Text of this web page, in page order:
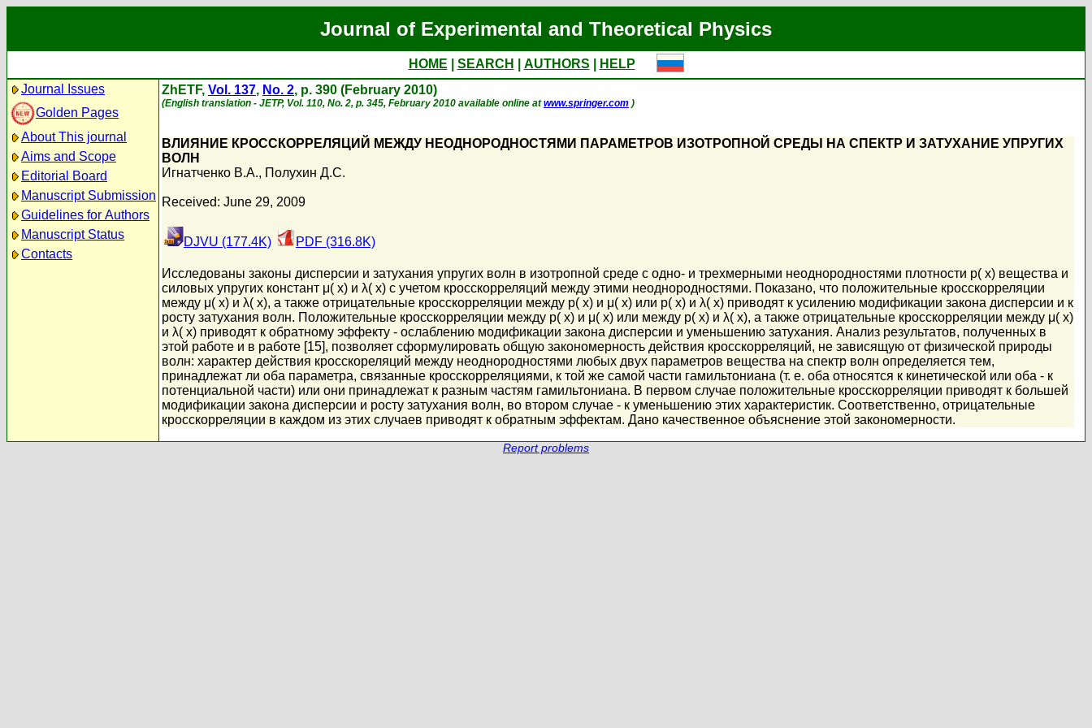
Journal of Experimental and Theoretical Physics
HOME SEARCH AUTHORS
HELP
Journal Issues
Golden Pages
About This journal
Aims and Scope
Editorial Board
Manuscript Submission
Guidelines for Authors
Manuscript Status
Contacts
ZhETF, Vol. 137, No. 2, p. 390 (February 2010)
(English translation - JETP, Vol. 110, No. 2, p. 345, February 2010 available online atwww.springer.com )
ВЛИЯНИЕ КРОССКОРРЕЛЯЦИЙ МЕЖДУ НЕОДНОРОДНОСТЯМИ ПАРАМЕТРОВ ИЗОТРОПНОЙ СРЕДЫ НА СПЕКТР И ЗАТУХАНИЕ УПРУГИХ
ВОЛН
Игнатченко В.А., Полухин Д.С.
Received: June 29, 2009
DJVU (177.4K) PDF (316.8K)
Исследованы законы дисперсии и затухания упругих волн в изотропной среде с одно- и трехмерными неоднородностями плотности p( x) вещества и
силовых упругих констант μ( x) и λ( x) с учетом кросскорреляций между этими неоднородностями. Показано, что положительные кросскорреляции
между μ( x) и λ( x), а также отрицательные кросскорреляции между p( x) и μ( x) или p( x) и λ( x) приводят к усилению модификации закона дисперсии и к
росту затухания волн. Положительные кросскорреляции между p( x) и μ( x) или между p( x) и λ( x), а также отрицательные кросскорреляции между μ( x)
и λ( x) приводят к обратному эффекту - ослаблению модификации закона дисперсии и уменьшению затухания. Анализ результатов, полученных в
этой работе и в работе [15], позволяет сформулировать общую закономерность действия кросскорреляций, не зависящую от физической природы
волн: характер действия кросскореляций между неоднородностями любых двух параметров вещества на спектр волн определяется тем,
принадлежат ли оба параметра, связанные кросскорреляциями, к той же самой части гамильтониана (т. е. оба относятся к кинетической или оба - к
потенциальной части) или они принадлежат к разным частям гамильтониана. В первом случае положительные кросскорреляции приводят к большей
модификации закона дисперсии и росту затухания волн, во втором случае - к уменьшению этих характеристик. Соответственно, отрицательные
кросскорреляции в каждом из этих случаев приводят к обратным эффектам. Дано качественное объяснение этой закономерности.
Report problems